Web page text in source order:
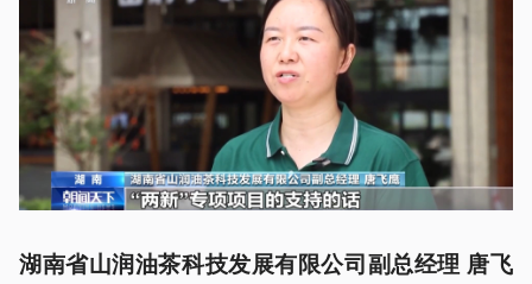
湖南省山润油茶科技发展有限公司副总经理 唐飞